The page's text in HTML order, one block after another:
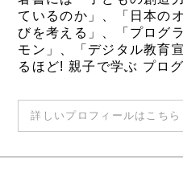
ているのか」、「日本の
びを考える」、「プログ
モン」、「デジタル教育
るほど! 親子で学ぶ プロ
詳しいプロフィールはこち